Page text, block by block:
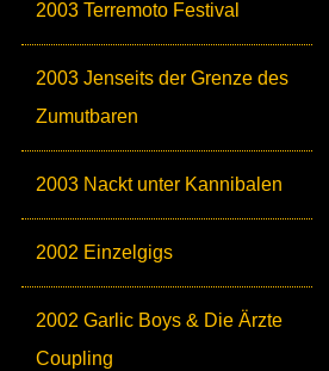
2003 Terremoto Festival
2003 Jenseits der Grenze des
Zumutbaren
2003 Nackt unter Kannibalen
2002 Einzelgigs
2002 Garlic Boys & Die Ärzte
Coupling